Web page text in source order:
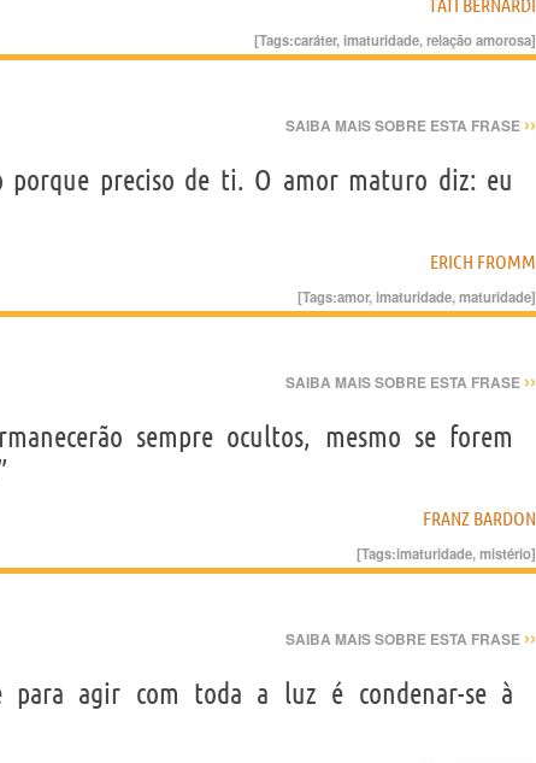
TATI BERNARDI
[Tags:caráter,imaturidade,relação amorosa]
SAIBA MAIS SOBRE ESTA FRASE ››
preciso de ti. O amor maturo diz: eu
ERICH FROMM
[Tags:amor,imaturidade,maturidade]
SAIBA MAIS SOBRE ESTA FRASE ››
sempre ocultos, mesmo se forem
FRANZ BARDON
[Tags:imaturidade,mistério]
SAIBA MAIS SOBRE ESTA FRASE ››
para agir com toda a luz é condenar-se à